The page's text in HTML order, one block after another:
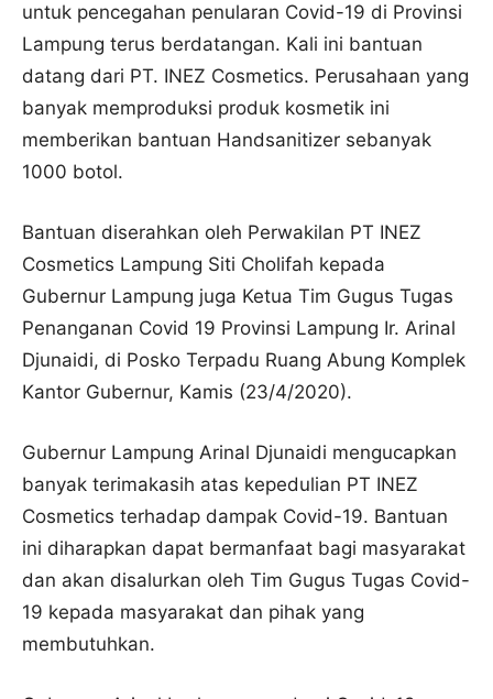
untuk pencegahan penularan Covid-19 di Provinsi
Lampung terus berdatangan. Kali ini bantuan
datang dari PT. INEZ Cosmetics. Perusahaan yang
banyak memproduksi produk kosmetik ini
memberikan bantuan Handsanitizer sebanyak
1000 botol.
Bantuan diserahkan oleh Perwakilan PT INEZ
Cosmetics Lampung Siti Cholifah kepada
Gubernur Lampung juga Ketua Tim Gugus Tugas
Penanganan Covid 19 Provinsi Lampung Ir. Arinal
Djunaidi, di Posko Terpadu Ruang Abung Komplek
Kantor Gubernur, Kamis (23/4/2020).
Gubernur Lampung Arinal Djunaidi mengucapkan
banyak terimakasih atas kepedulian PT INEZ
Cosmetics terhadap dampak Covid-19. Bantuan
ini diharapkan dapat bermanfaat bagi masyarakat
dan akan disalurkan oleh Tim Gugus Tugas Covid-
19 kepada masyarakat dan pihak yang
membutuhkan.